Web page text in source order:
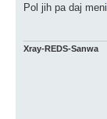
Pol jih pa daj meni
Xray-REDS-Sanwa